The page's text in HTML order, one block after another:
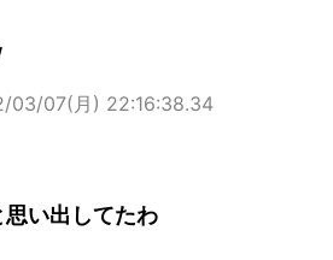
03/07(月) 22:16:38.34
い出してたわ